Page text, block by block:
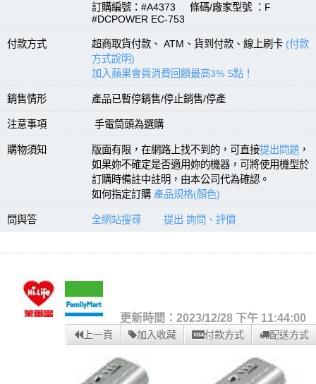
訂購編號：#A4373 條碼/廠家型號 ：F
#DCPOWER EC-753
付款方式 超商取貨付款、 ATM、貨到付款、線上刷卡 (付款
方式說明)
加入蘋果會員消費回饋最高3% S點！
銷售情形 產品已暫停銷售/停止銷售/停產
注意事項 手電筒頭為選購
購物須知 版面有限，在網路上找不到的，可直接提出問題 ，
如果妳不確定是否適用妳的機器，可將使用機型於
訂購時備註中註明，由本公司代為確認。
如何指定訂購 產品規格(顏色)
問與答 全網站搜尋 提出 詢問、評價
更新時間：2023/12/28 下午 11:44:00
上一頁 加入收藏 付款方式 配送方式